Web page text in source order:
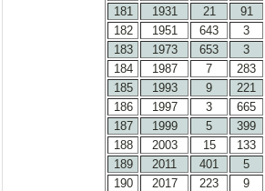
181
1931 21 91
182
1951 643 3
183
1973 653 3
184
1987 7 283
185
1993 9 221
186
1997 3 665
187
1999 5 399
188
2003 15 133
189
2011 401 5
190
2017 223 9